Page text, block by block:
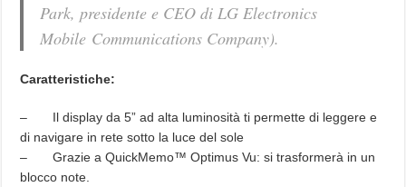
Park, presidente e CEO di LG Electronics
Mobile Communications Company).
Caratteristiche:
– Il display da 5” ad alta luminosità ti permette di leggere e
di navigare in rete sotto la luce del sole
– Grazie a QuickMemo™ Optimus Vu: si trasformerà in un
blocco note.